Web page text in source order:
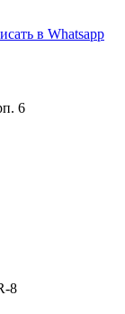
в Whatsapp
6
8